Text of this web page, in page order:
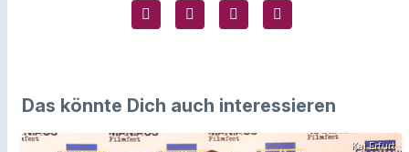
Das könnte Dich auch interessieren
Kai Erfurt